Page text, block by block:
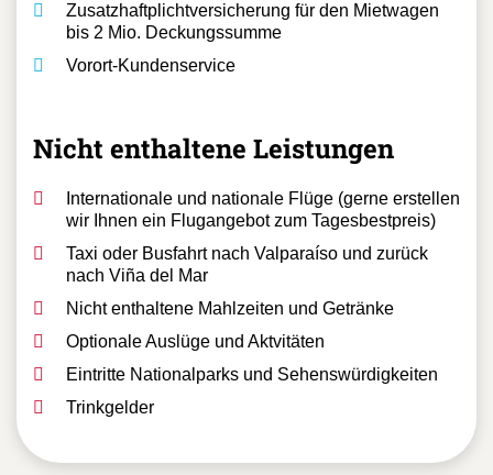
Zusatzhaftplichtversicherung für den Mietwagen
bis 2 Mio. Deckungssumme
Vorort-Kundenservice
Nicht enthaltene Leistungen
Internationale und nationale Flüge (gerne erstellen
wir Ihnen ein Flugangebot zum Tagesbestpreis)
Taxi oder Busfahrt nach Valparaíso und zurück
nach Viña del Mar
Nicht enthaltene Mahlzeiten und Getränke
Optionale Auslüge und Aktvitäten
Eintritte Nationalparks und Sehenswürdigkeiten
Trinkgelder